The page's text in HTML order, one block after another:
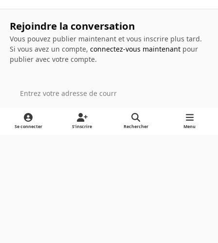
Rejoindre la conversation
Vous pouvez publier maintenant et vous inscrire plus tard.
Si vous avez un compte, connectez-vous maintenantpour
publier avec votre compte.
Ajouter un commentaire…
Se connecter S’inscrire Rechercher Menu